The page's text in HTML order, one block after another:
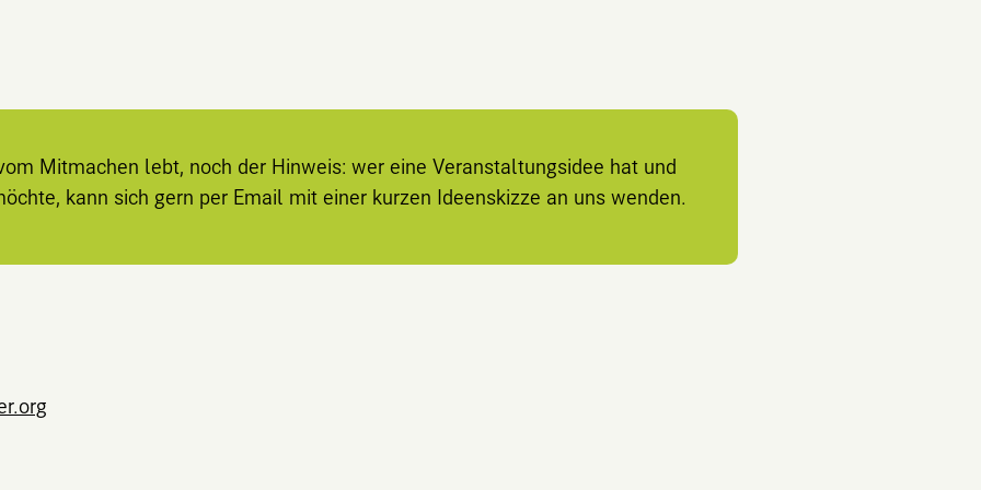
Mitmachen lebt, noch der Hinweis: wer eine Veranstaltungsidee hat und
kann sich gern per Email mit einer kurzen Ideenskizze an uns wenden.